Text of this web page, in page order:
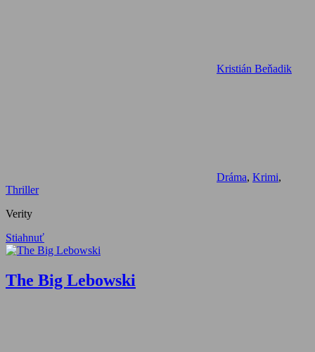
Kristián Beňadik
Dráma, Krimi,
Thriller
Verity
Stiahnuť
The Big Lebowski